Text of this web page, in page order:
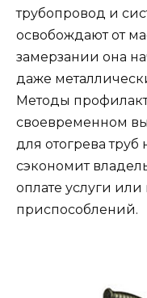
трубопровод и
освобождают от
замерзании она
даже
Методы
своевременном
для отогрева труб
сэкономит
оплате услуги
приспособлений.